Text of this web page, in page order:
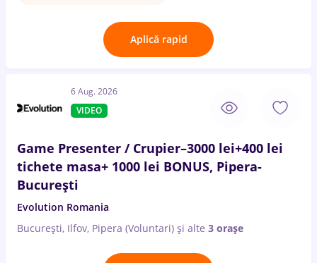
Aplică rapid
6 Aug. 2026
VIDEO
Game Presenter / Crupier–3000 lei+400 lei
tichete masa+ 1000 lei BONUS, Pipera-
București
Evolution Romania
București, Ilfov, Pipera (Voluntari) și alte 3 orașe